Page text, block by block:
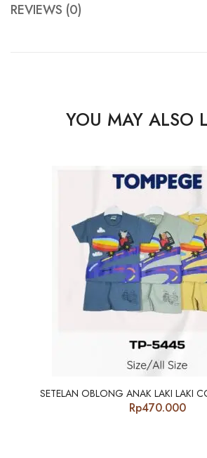
REVIEWS (0)
YOU MAY ALSO
SETELAN OBLONG ANAK LAKI LAKI
Rp470.000